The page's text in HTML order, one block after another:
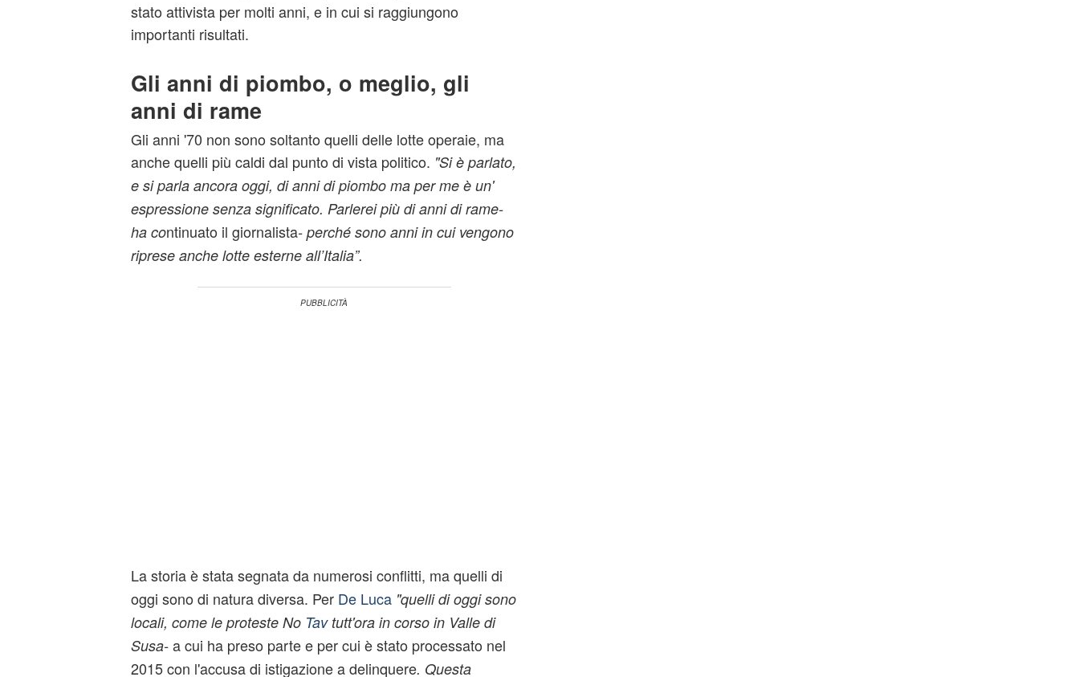
stato attivista per molti anni, e in cui si raggiungono
importanti risultati.
Gli anni di piombo, o meglio, gli
anni di rame
Gli anni '70 non sono soltanto quelli delle lotte operaie, ma
anche quelli più caldi dal punto di vista politico. "Si è parlato,
e si parla ancora oggi, di anni di piombo ma per me è un'
espressione senza significato. Parlerei più di anni di rame-
ha continuato il giornalista- perché sono anni in cui vengono
riprese anche lotte esterne all’Italia”.
La storia è stata segnata da numerosi conflitti, ma quelli di
oggi sono di natura diversa. Per De Luca "quelli di oggi sono
locali, come le proteste No Tavtutt'ora in corso in Valle di
Susa- a cui ha preso parte e per cui è stato processato nel
2015 con l'accusa di istigazione a delinquere. Questa